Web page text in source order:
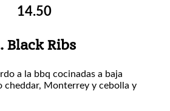
14.50
Black Ribs
a la bbq cocinadas a baja
cheddar, Monterrey y cebolla y